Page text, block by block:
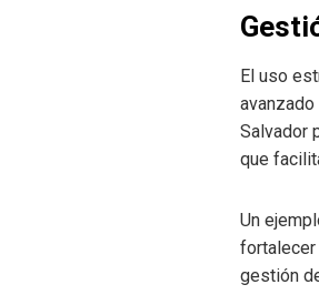
El uso
Salvador
que
Un
fortalecer
gestión